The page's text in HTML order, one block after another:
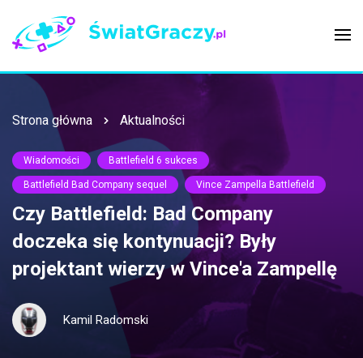
Strona główna Aktualności
Wiadomości Battlefield 6 sukces
Battlefield Bad Company sequel Vince Zampella Battlefield
Czy Battlefield: Bad Company
doczeka się kontynuacji? Były
projektant wierzy w Vince'a Zampellę
Kamil Radomski